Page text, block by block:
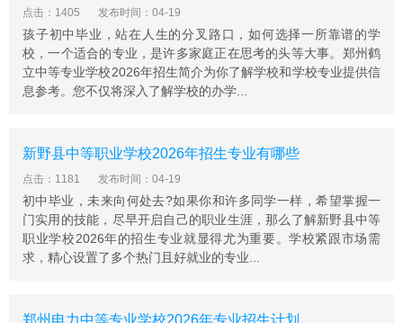
点击：1405 发布时间：04-19
孩子初中毕业，站在人生的分叉路口，如何选择一所靠谱的学
校，一个适合的专业，是许多家庭正在思考的头等大事。郑州鹤
立中等专业学校2026年招生简介为你了解学校和学校专业提供信
息参考。您不仅将深入了解学校的办学...
新野县中等职业学校2026年招生专业有哪些
点击：1181 发布时间：04-19
初中毕业，未来向何处去?如果你和许多同学一样，希望掌握一
门实用的技能，尽早开启自己的职业生涯，那么了解新野县中等
职业学校2026年的招生专业就显得尤为重要。学校紧跟市场需
求，精心设置了多个热门且好就业的专业...
郑州电力中等专业学校2026年专业招生计划